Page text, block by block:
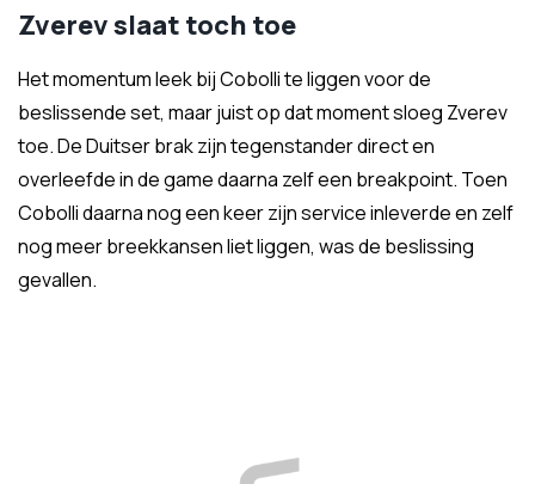
Zverev slaat toch toe
Het momentum leek bij Cobolli te liggen voor de
beslissende set, maar juist op dat moment sloeg Zverev
toe. De Duitser brak zijn tegenstander direct en
overleefde in de game daarna zelf een breakpoint. Toen
Cobolli daarna nog een keer zijn service inleverde en zelf
nog meer breekkansen liet liggen, was de beslissing
gevallen.